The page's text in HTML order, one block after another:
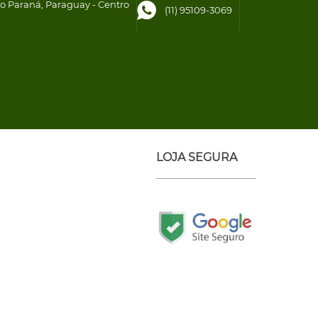
Paraná, Paraguay - Centro
(11) 95109-3069
LOJA SEGURA